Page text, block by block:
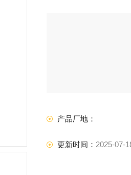
产品厂地：
更新时间： 2025-07-